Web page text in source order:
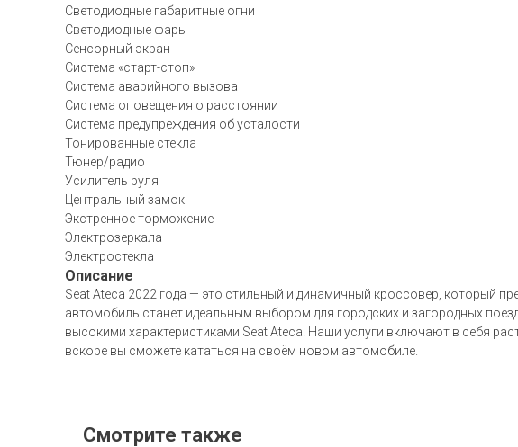
Светодиодные габаритные огни
Светодиодные фары
Сенсорный экран
Система «старт-стоп»
Система аварийного вызова
Система оповещения о расстоянии
Система предупреждения об усталости
Тонированные стекла
Тюнер/радио
Усилитель руля
Центральный замок
Экстренное торможение
Электрозеркала
Электростекла
Описание
Seat Ateca 2022 года — это стильный и динамичный кроссовер, который
автомобиль станет идеальным выбором для городских и загородных
высокими характеристиками Seat Ateca. Наши услуги включают в себя
вскоре вы сможете кататься на своём новом автомобилe.
Смотрите также